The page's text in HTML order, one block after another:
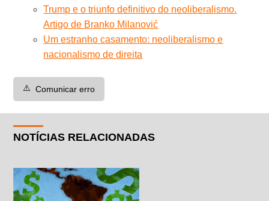
Trump e o triunfo definitivo do neoliberalismo.
Artigo de Branko Milanović
Um estranho casamento: neoliberalismo e
nacionalismo de direita
⚠️ Comunicar erro
NOTÍCIAS RELACIONADAS